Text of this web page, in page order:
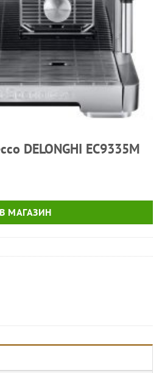
DELONGHI EC9335M
В МАГАЗИН